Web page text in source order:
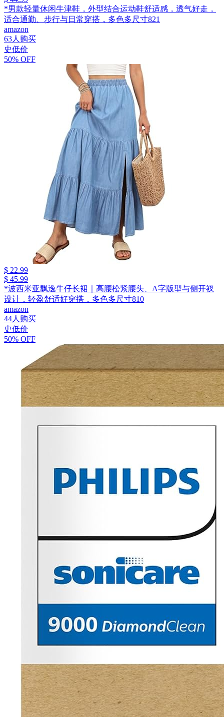
*男款轻量休闲牛津鞋，外型结合运动鞋舒适感，透气好走，
适合通勤、步行与日常穿搭，多色多尺寸821
amazon
63人购买
史低价
50% OFF
$ 22.99
$ 45.99
*波西米亚飘逸牛仔长裙｜高腰松紧腰头、A字版型与侧开衩
设计，轻盈舒适好穿搭，多色多尺寸810
amazon
44人购买
史低价
50% OFF